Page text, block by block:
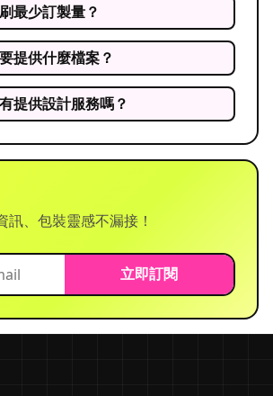
最少訂製量？
提供什麼檔案？
提供設計服務嗎？
訊、包裝靈感不漏接！
立即訂閱